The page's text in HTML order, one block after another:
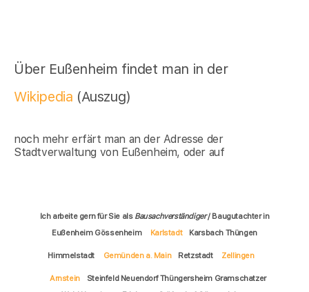
Über Eußenheim findet man in der
Wikipedia (Auszug)
noch mehr erfärt man an der Adresse der
Stadtverwaltung von Eußenheim, oder auf
Ich arbeite gern für Sie als Bausachverständiger/ Baugutachter in
Eußenheim Gössenheim
Karlstadt Karsbach Thüngen
Himmelstadt Gemünden a. Main Retzstadt Zellingen
Arnstein
Steinfeld Neuendorf Thüngersheim Gramschatzer